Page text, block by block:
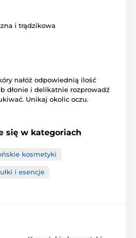
i trądzikowa
nałóż odpowiednią ilość
dłonie i delikatnie rozprowadź
Unikaj okolic oczu.
się w kategoriach
kosmetyki
i esencje